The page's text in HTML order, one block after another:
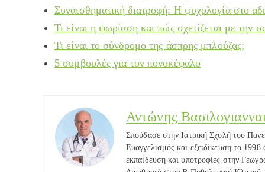
Συναισθηματική διατροφή: Η ψυχολογία στο
Τι είναι η ψωρίαση και πώς σχετίζεται με την
Τι είναι το σύνδρομο της άσπρης μπλούζας;
5 συμβουλές για τον πονοκέφαλο
Αντώνης
Σπούδασε στην Ιατρική Σχολή του
Ευαγγελισμός και εξειδίκευση το
εκπαίδευση και υποτροφίες στην